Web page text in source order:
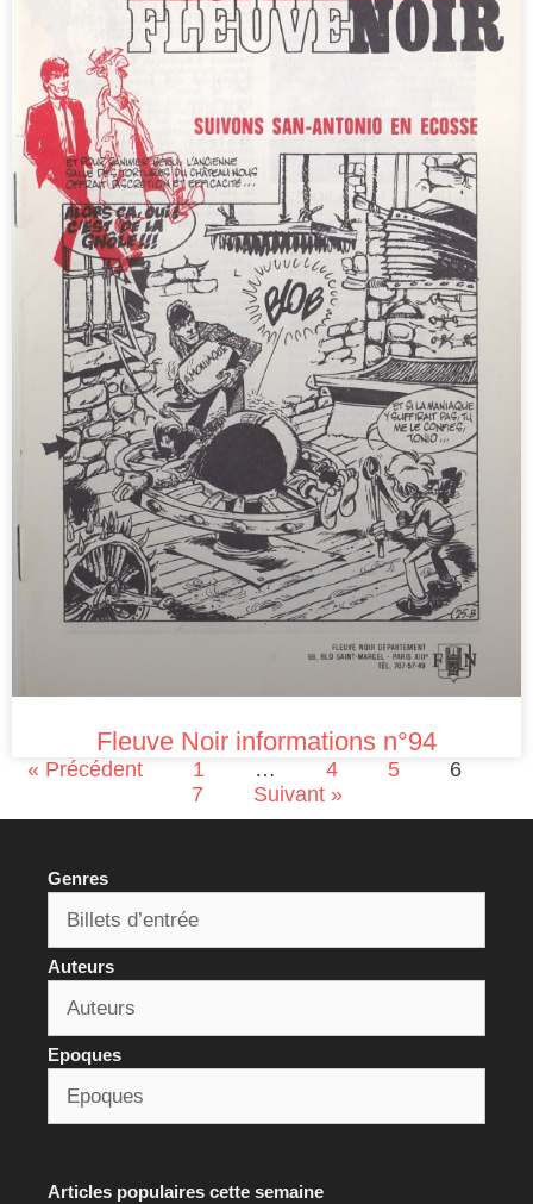
Fleuve Noir informations n°94
« Précédent 1 … 4 5
6
7
Suivant »
Genres
Auteurs
Epoques
Articles populaires cette semaine